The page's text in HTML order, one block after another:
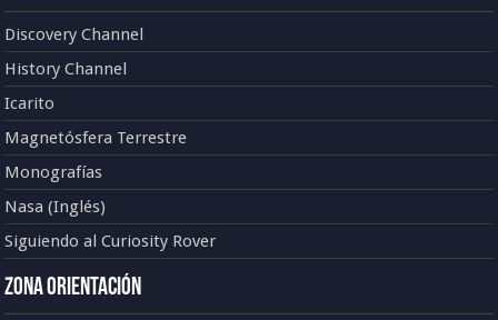
Discovery Channel
History Channel
Icarito
Magnetósfera Terrestre
Monografías
Nasa (Inglés)
Siguiendo al Curiosity Rover
Zona Orientación